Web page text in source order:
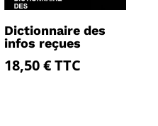
Dictionnaire des
infos reçues
18,50€TTC